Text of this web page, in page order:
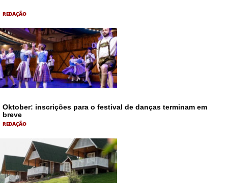
REDAÇÃO
Oktober: inscrições para o festival de danças terminam em
breve
REDAÇÃO